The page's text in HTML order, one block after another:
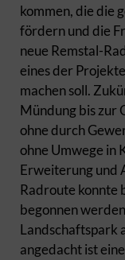
kommen, die die
fördern und die
neue Remstal-
eines der
machen soll.
Mündung bis zur
ohne durch
ohne Umwege in
Erweiterung und
Radroute konnte
begonnen
Landschaftspark
angedacht ist